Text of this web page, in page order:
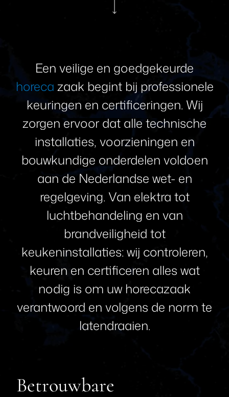
Een veilige en goedgekeurde
horeca zaak begint bij professionele
keuringen en certificeringen. Wij
zorgen ervoor dat alle technische
installaties, voorzieningen en
bouwkundige onderdelen voldoen
aan de Nederlandse wet- en
regelgeving. Van elektra tot
luchtbehandeling en van
brandveiligheid tot
keukeninstallaties: wij controleren,
keuren en certificeren alles wat
nodig is om uw horecazaak
verantwoord en volgens de norm te
latendraaien.
Betrouwbare